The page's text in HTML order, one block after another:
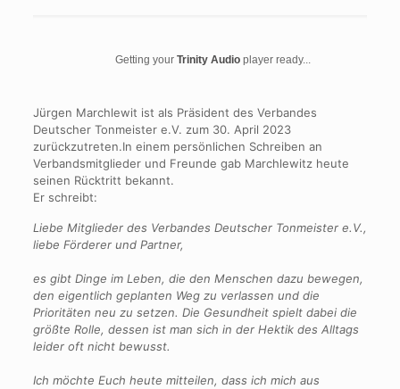
Getting your Trinity Audioplayer ready...
Jürgen Marchlewit ist als Präsident des Verbandes
Deutscher Tonmeister e.V. zum 30. April 2023
zurückzutreten.In einem persönlichen Schreiben an
Verbandsmitglieder und Freunde gab Marchlewitz heute
seinen Rücktritt bekannt.
Er schreibt:
Liebe Mitglieder des Verbandes Deutscher Tonmeister e.V.,
liebe Förderer und Partner,
es gibt Dinge im Leben, die den Menschen dazu bewegen,
den eigentlich geplanten Weg zu verlassen und die
Prioritäten neu zu setzen. Die Gesundheit spielt dabei die
größte Rolle, dessen ist man sich in der Hektik des Alltags
leider oft nicht bewusst.
Ich möchte Euch heute mitteilen, dass ich mich aus